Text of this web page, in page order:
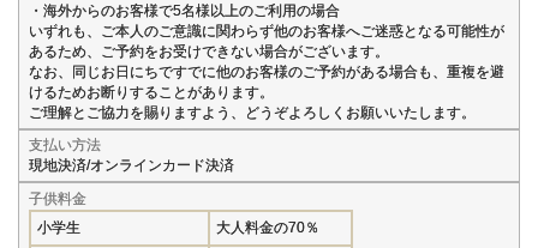
・海外からのお客様で5名様以上のご利用の場合
いずれも、ご本人のご意識に関わらず他のお客様へご迷惑となる可能性が
あるため、ご予約をお受けできない場合がございます。
なお、同じお日にちですでに他のお客様のご予約がある場合も、重複を避
けるためお断りすることがあります。
ご理解とご協力を賜りますよう、どうぞよろしくお願いいたします。
支払い方法
現地決済/オンラインカード決済
子供料金
小学生
大人料金の70％